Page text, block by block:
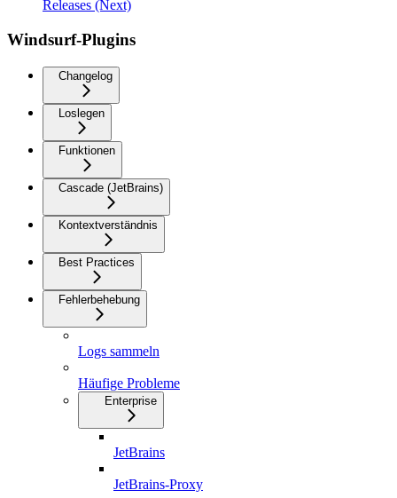
Releases (Next)
Windsurf-Plugins
Changelog
Loslegen
Funktionen
Cascade (JetBrains)
Kontextverständnis
Best Practices
Fehlerbehebung
Logs sammeln
Häufige Probleme
Enterprise
JetBrains
JetBrains-Proxy